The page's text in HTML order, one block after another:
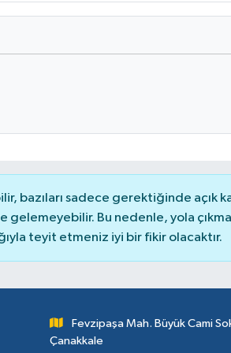
bazıları sadece gerektiğinde açık
Bu nedenle, yola
teyit etmeniz iyi bir fikir olacaktır.
Fevzipaşa Mah. Büyük Cami
Çanakkale